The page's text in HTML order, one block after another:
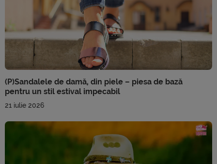
(P)Sandalele de damă, din piele – piesa de bază
pentru un stil estival impecabil
21 iulie 2026